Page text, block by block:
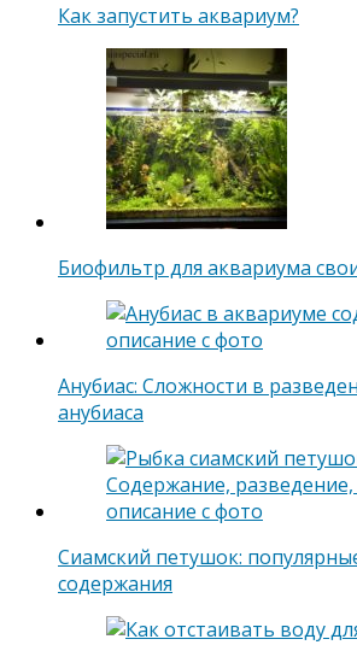
Как запустить аквариум?
Биофильтр для аквариума
Анубиас: Сложности в
анубиаса
Сиамский петушок:
содержания